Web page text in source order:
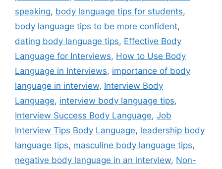
speaking, body language tips for students,
body language tips to be more confident,
dating body language tips, Effective Body
Language for Interviews, How to Use Body
Language in Interviews, importance of body
language in interview, Interview Body
Language, interview body language tips,
Interview Success Body Language, Job
Interview Tips Body Language, leadership body
language tips, masculine body language tips,
negative body language in an interview, Non-